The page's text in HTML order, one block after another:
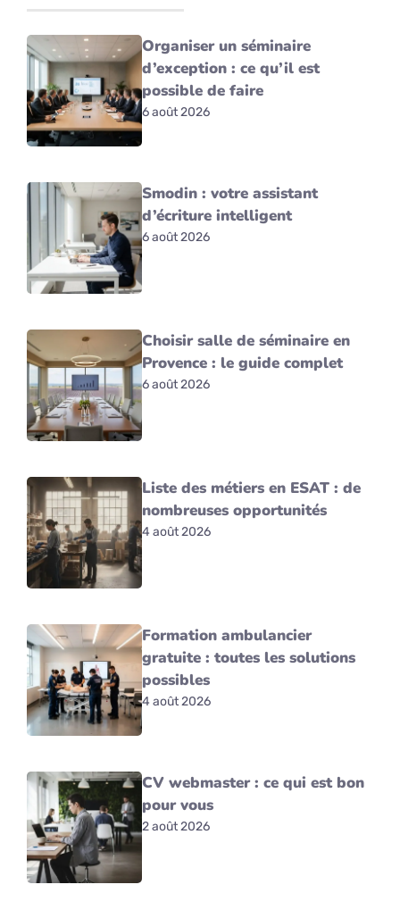
Organiser un séminaire
d’exception : ce qu’il est
possible de faire
6 août 2026
Smodin : votre assistant
d’écriture intelligent
6 août 2026
Choisir salle de séminaire en
Provence : le guide complet
6 août 2026
Liste des métiers en ESAT : de
nombreuses opportunités
4 août 2026
Formation ambulancier
gratuite : toutes les solutions
possibles
4 août 2026
CV webmaster : ce qui est bon
pour vous
2 août 2026